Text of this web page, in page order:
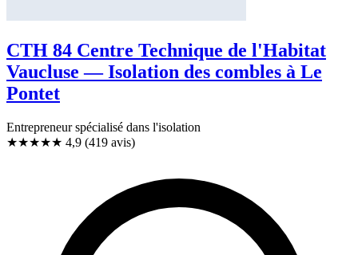
CTH 84 Centre Technique de l'Habitat
Vaucluse — Isolation des combles à Le
Pontet
Entrepreneur spécialisé dans l'isolation
★★★★★ 4,9 (419 avis)